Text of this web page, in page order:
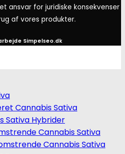
ansvar for juridiske konsekvenser
af vores produkter.
Simpelseo.dk
Cannabis Sativa
Sativa Hybrider
Cannabis Sativa
Cannabis Sativa